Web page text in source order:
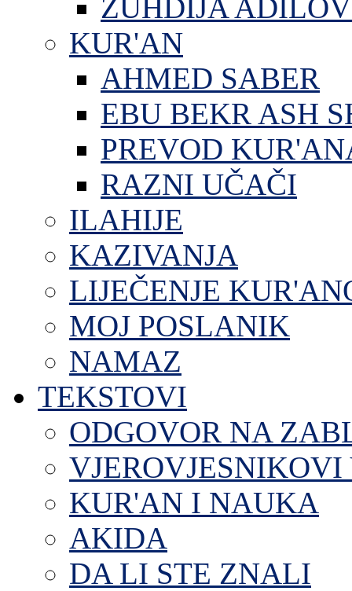
ZUHDIJA
KUR'AN
AHMED SABER
EBU BEKR ASH
PREVOD
RAZNI UČAČI
ILAHIJE
KAZIVANJA
LIJEČENJE
MOJ POSLANIK
NAMAZ
TEKSTOVI
ODGOVOR NA
VJEROVJESNIKOVI
KUR'AN I NAUKA
AKIDA
DA LI STE ZNALI